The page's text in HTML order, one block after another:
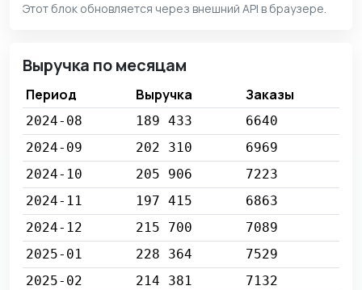
Этот блок обновляется через внешний API в браузере.
Выручка по месяцам
Период Выручка Заказы
2024-08 189 433
6640
2024-09
202 310
6969
2024-10
205 906
7223
2024-11
197 415
6863
2024-12
215 700
7089
2025-01
228 364
7529
2025-02
214 381
7132